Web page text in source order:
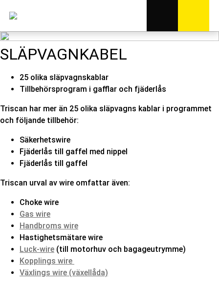
SLÄPVAGNKABEL
25 olika släpvagnskablar
Tillbehörsprogram i gafflar och fjäderlås
Triscan har mer än 25 olika släpvagns kablar i programmet
och följande tillbehör:
Säkerhetswire
Fjäderlås till gaffel med nippel
Fjäderlås till gaffel
Triscan urval av wire omfattar även:
Choke wire
Gas wire
Handbroms wire
Hastighetsmätare wire
Luck-wire (till motorhuv och bagageutrymme)
Kopplings wire
Växlings wire (växellåda)